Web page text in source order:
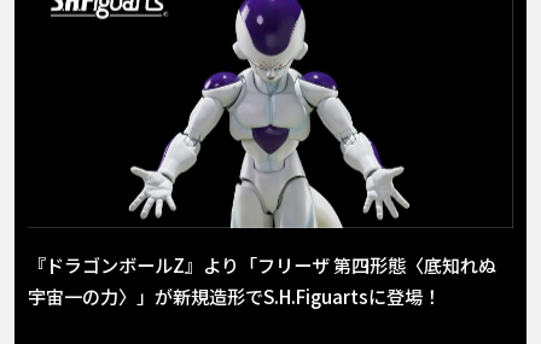
『ドラゴンボールZ』より「フリーザ 第四形態〈底知れぬ
宇宙一の力〉」が新規造形でS.H.Figuartsに登場！